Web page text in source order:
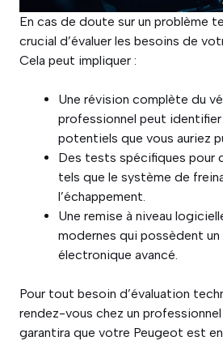
En cas de doute sur un problème
crucial d’évaluer les besoins de
Cela peut impliquer :
Une révision complète du
professionnel peut
potentiels que vous auriez
Des tests spécifiques pour
tels que le système de
l’échappement.
Une remise à niveau
modernes qui possèdent
électronique avancé.
Pour tout besoin d’évaluation
rendez-vous chez un
garantira que votre Peugeot est